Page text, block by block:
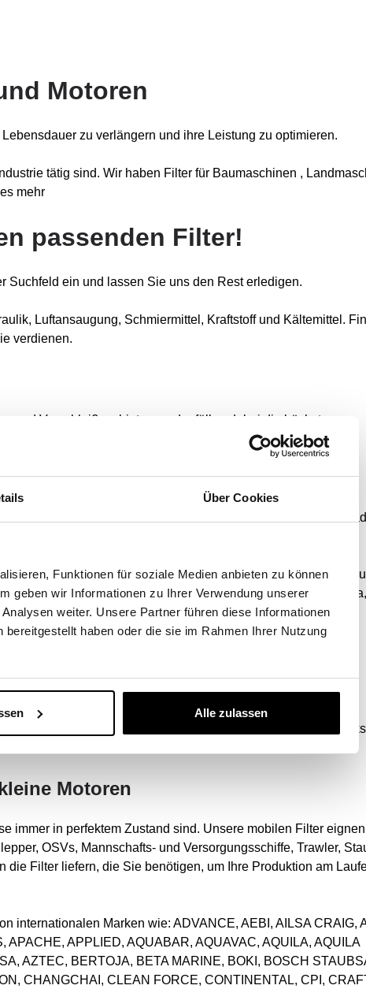
Über Cookies
Funktionen für soziale Medien anbieten zu können
geben wir Informationen zu Ihrer Verwendung unserer
weiter. Unsere Partner führen diese Informationen
haben oder die sie im Rahmen Ihrer Nutzung
Alle zulassen
Motoren
zu verlängern und ihre Leistung zu optimieren.
tätig sind. Wir haben Filter für Baumaschinen ,
mehr
passenden Filter!
Suchfeld ein und lassen Sie uns den Rest erledigen.
Luftansaugung, Schmiermittel, Kraftstoff und Kältemittel.
verdienen.
und Verschleiß zu bieten, und erfüllen dabei die höchsten
spezialisiert, darunter Bagger, Muldenkipper, Traktoren,
nach Marke und Modell. Unsere Datenbank umfasst
Deere, Deutz, Fendt, New Holland, Claas, Yamaha,
Motorräder, Wohnmobile und Vans.
der wichtigsten Marken wie: BMW, Audi, Toyota,
Motoren
immer in perfektem Zustand sind. Unsere mobilen Filter
OSVs, Mannschafts- und Versorgungsschiffe, Trawler,
Filter liefern, die Sie benötigen, um Ihre Produktion am
internationalen Marken wie: ADVANCE, AEBI, AILSA CRAIG,
APPLIED, AQUABAR, AQUAVAC, AQUILA, AQUILA
AZTEC, BERTOJA, BETA MARINE, BOKI, BOSCH
CHANGCHAI, CLEAN FORCE, CONTINENTAL, CPI,